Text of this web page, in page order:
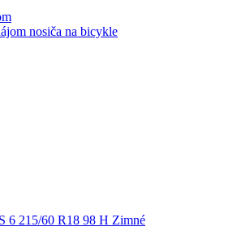
nosiča na bicykle
6 215/60 R18 98 H Zimné